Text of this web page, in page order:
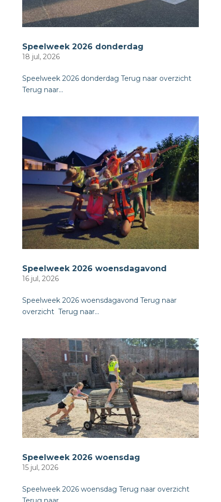
Speelweek 2026 donderdag
18 jul, 2026
Speelweek 2026 donderdag Terug naar overzicht ​
Terug naar...
Speelweek 2026 woensdagavond
16 jul, 2026
Speelweek 2026 woensdagavond Terug naar
overzicht ​ Terug naar...
Speelweek 2026 woensdag
15 jul, 2026
Speelweek 2026 woensdag Terug naar overzicht ​